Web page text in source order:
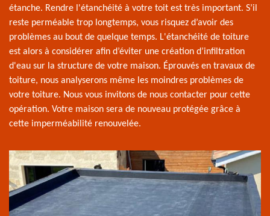
étanche. Rendre l'étanchéité à votre toit est très important. S’il
reste perméable trop longtemps, vous risquez d’avoir des
problèmes au bout de quelque temps. L'étanchéité de toiture
est alors à considérer afin d’éviter une création d’infiltration
d'eau sur la structure de votre maison. Éprouvés en travaux de
toiture, nous analyserons même les moindres problèmes de
votre toiture. Nous vous invitons de nous contacter pour cette
opération. Votre maison sera de nouveau protégée grâce à
cette imperméabilité renouvelée.